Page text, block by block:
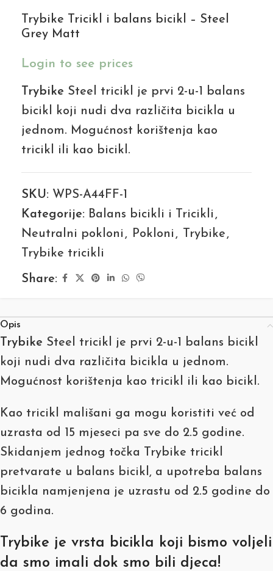
Trybike Tricikl i balans bicikl – Steel
Grey Matt
Login to see prices
Trybike Steel tricikl
je prvi 2-u-1 balans
bicikl koji nudi dva različita bicikla u
jednom. Mogućnost korištenja kao
tricikl ili kao bicikl.
SKU: WPS-A44FF-1
Kategorije: Balans bicikli i Tricikli ,
Neutralni pokloni , Pokloni , Trybike ,
Trybike tricikli
Share:
Opis
Trybike Steel tricikl
je prvi 2-u-1 balans bicikl
koji nudi dva različita bicikla u jednom.
Mogućnost korištenja kao tricikl ili kao bicikl.
Kao tricikl mališani ga mogu koristiti već od
uzrasta od 15 mjeseci pa sve do 2.5 godine.
Skidanjem jednog točka Trybike tricikl
pretvarate u balans bicikl, a upotreba balans
bicikla namjenjena je uzrastu od 2.5 godine do
6 godina.
Trybike je vrsta bicikla koji bismo voljeli
da smo imali dok smo bili djeca!